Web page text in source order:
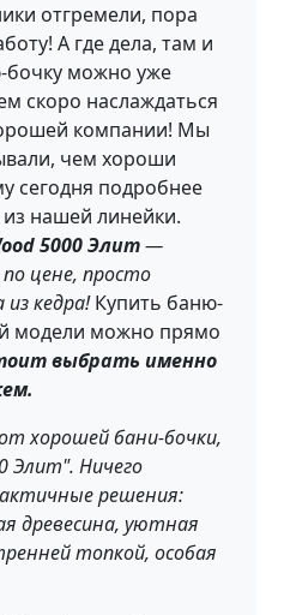
отгремели, пора
А где дела, там и
бочку можно уже
скоро наслаждаться
компании! Мы
чем хороши
сегодня подробнее
нашей линейки.
5000 Элит—
цене, просто
из кедра!Купить баню-
модели можно прямо
выбрать именно
хорошей бани-бочки,
Элит". Ничего
решения:
древесина, уютная
топкой, особая